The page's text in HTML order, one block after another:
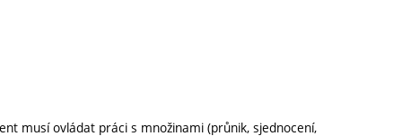
musí ovládat práci s množinami (průnik, sjednocení,